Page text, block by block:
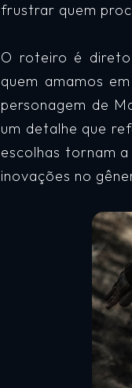
frustrar quem
O roteiro é
quem amamos
personagem de
um detalhe que
escolhas tornam
inovações no